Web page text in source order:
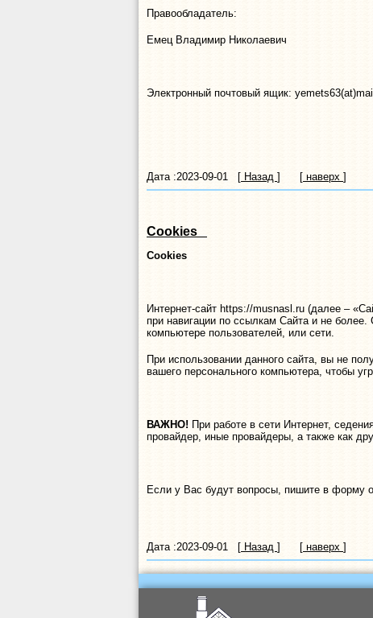
Правообладатель:
Емец Владимир Николаевич
Электронный почтовый ящик:
Дата :2023-09-01 [ Назад ] [ наверх ]
Cookies
Cookies
Интернет-сайт https://musnasl.ru (далее –
при навигации по ссылкам Сайта и не
компьютере пользователей, или сети.
При использовании данного сайта, вы не
вашего персонального компьютера, чтобы
ВАЖНО! При работе в сети Интернет,
провайдер, иные провайдеры, а также как
Если у Вас будут вопросы, пишите в форму
Дата :2023-09-01 [ Назад ] [ наверх ]